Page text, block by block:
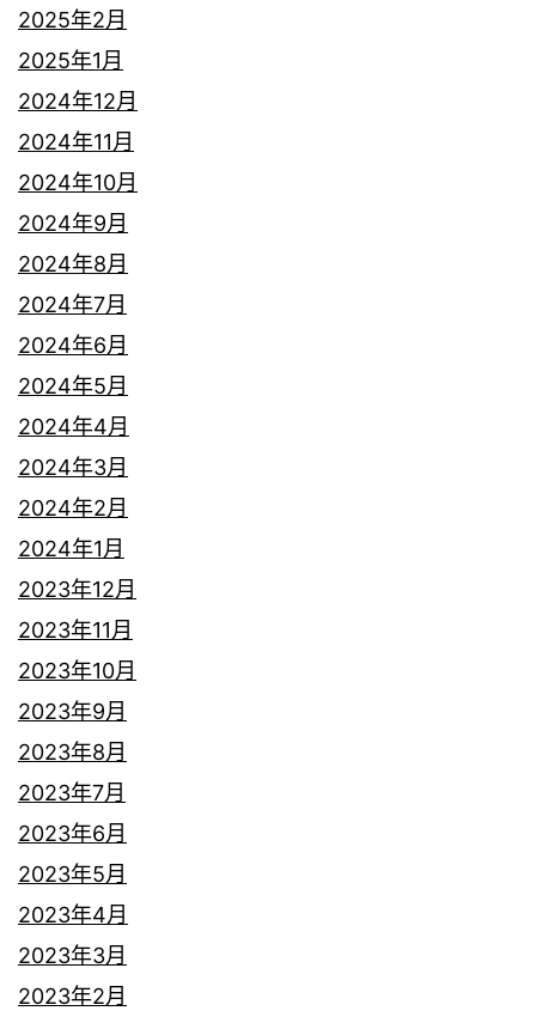
2025年2月
2025年1月
2024年12月
2024年11月
2024年10月
2024年9月
2024年8月
2024年7月
2024年6月
2024年5月
2024年4月
2024年3月
2024年2月
2024年1月
2023年12月
2023年11月
2023年10月
2023年9月
2023年8月
2023年7月
2023年6月
2023年5月
2023年4月
2023年3月
2023年2月